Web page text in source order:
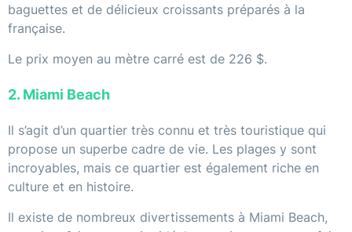
baguettes et de délicieux croissants préparés à la
française.
Le prix moyen au mètre carré est de 226 $.
2. Miami Beach
Il s’agit d’un quartier très connu et très touristique qui
propose un superbe cadre de vie. Les plages y sont
incroyables, mais ce quartier est également riche en
culture et en histoire.
Il existe de nombreux divertissements à Miami Beach,